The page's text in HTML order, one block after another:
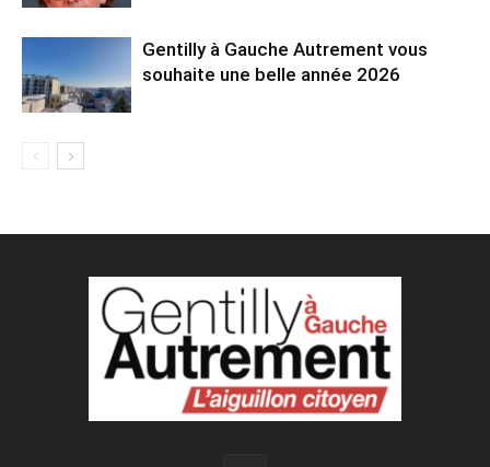
Gentilly à Gauche Autrement vous
souhaite une belle année 2026